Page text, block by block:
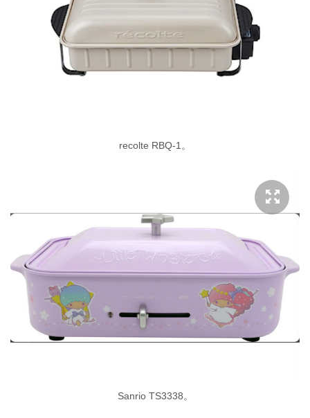
recolte RBQ-1。
Sanrio TS3338。